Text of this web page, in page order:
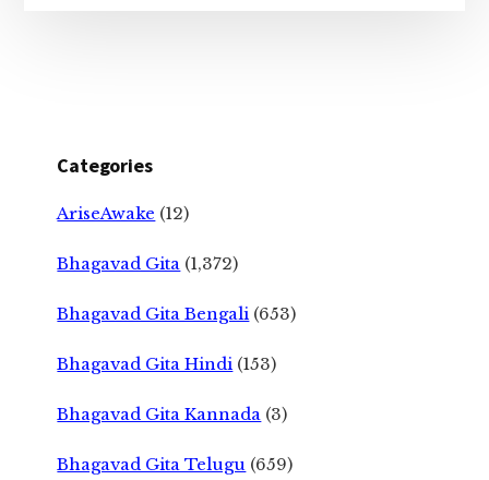
Categories
AriseAwake (12)
Bhagavad Gita (1,372)
Bhagavad Gita Bengali (653)
Bhagavad Gita Hindi (153)
Bhagavad Gita Kannada (3)
Bhagavad Gita Telugu (659)